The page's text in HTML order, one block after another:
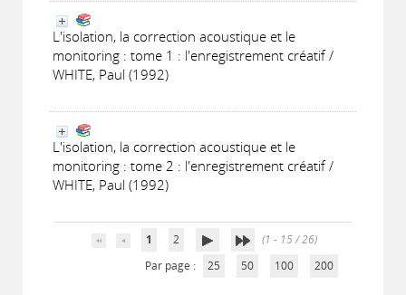
L'isolation, la correction acoustique et le
monitoring : tome 1 : l'enregistrement créatif /
WHITE, Paul (1992)
L'isolation, la correction acoustique et le
monitoring : tome 2 : l'enregistrement créatif /
WHITE, Paul (1992)
1 2
(1 - 15 / 26)
Par page :
25 50 100 200